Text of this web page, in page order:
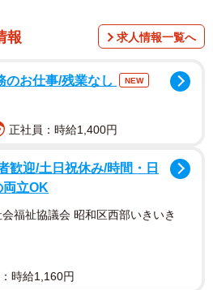
報 求人情報一覧へ
のお仕事/残業なし NEW
正社員：時給1,400円
歓迎/土日祝休み/時間・日
両立OK
福祉協議会 昭和区西部いきいき
時給1,160円